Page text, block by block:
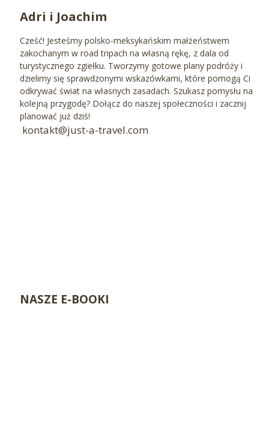
Adri i Joachim
Cześć! Jesteśmy polsko-meksykańskim małżeństwem
zakochanym w road tripach na własną rękę, z dala od
turystycznego zgiełku. Tworzymy gotowe plany podróży i
dzielimy się sprawdzonymi wskazówkami, które pomogą Ci
odkrywać świat na własnych zasadach. Szukasz pomysłu na
kolejną przygodę? Dołącz do naszej społeczności i zacznij
planować już dziś!
kontakt@just-a-travel.com
NASZE E-BOOKI